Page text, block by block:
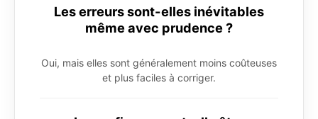
Les erreurs sont-elles inévitables
même avec prudence ?
Oui, mais elles sont généralement moins coûteuses
et plus faciles à corriger.